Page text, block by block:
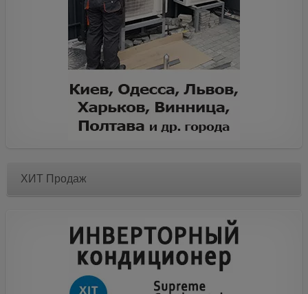
ХИТ Продаж